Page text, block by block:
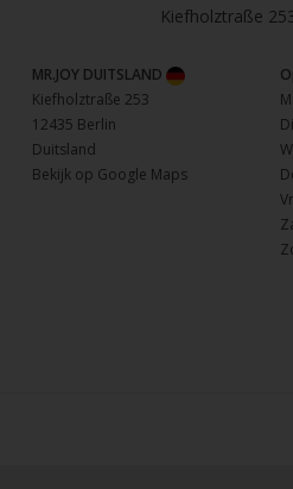
Kiefholztraße
MR.JOY DUITSLAND
Kiefholztraße 253
12435 Berlin
Duitsland
Bekijk op Google Maps